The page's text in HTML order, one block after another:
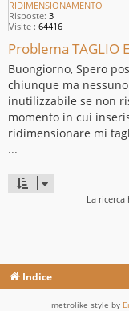
RIDIMENSIONAMENTO
Risposte: 3
Visite : 64416
Problema TAGLIO
Buongiorno, Spero
chiunque ma
inutilizzabile se non
momento in cui
ridimensionare mi
...
La
Indice
metrolike style by